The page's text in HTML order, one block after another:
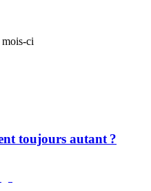
mois-ci
toujours autant ?